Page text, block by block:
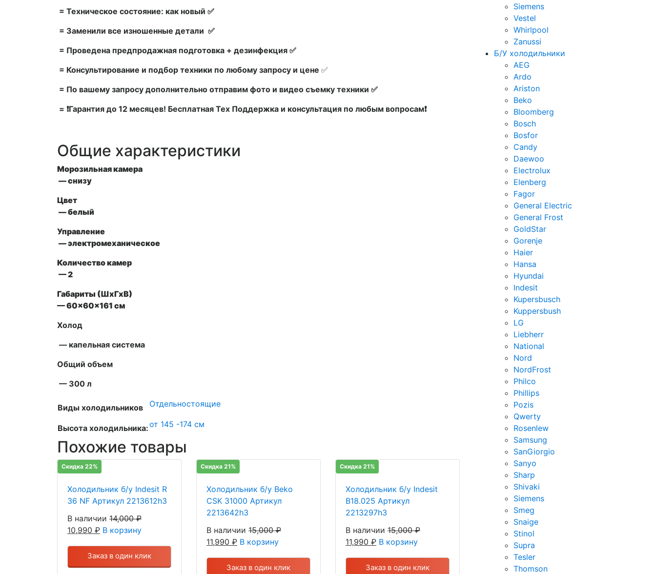
= Техническое состояние: как новый ✅
= Заменили все изношенные детали ✅
= Проведена предпродажная подготовка + дезинфекция ✅
= Консультирование и подбор техники по любому запросу и цене ✅
= По вашему запросу дополнительно отправим фото и видео съемку техники ✅
= ❗Гарантия до 12 месяцев! Бесплатная Тех Поддержка и консультация по любым вопросам❗
Общие характеристики
Морозильная камера
— снизу
Цвет
— белый
Управление
—электромеханическое
Количество камер
— 2
Габариты (ШxГxВ)
—60x60x161 см
Холод
— капельная система
Общий объем
— 300 л
Виды холодильников Отдельностоящие
Высота холодильника:от 145 -174 см
Похожие товары
Скидка 22%
Холодильник б/у Indesit R
36 NF Артикул 2213612h3
В наличии 14,000₽
10,990 ₽ В корзину
Заказ в один клик
Скидка 21%
Холодильник б/у Beko
CSK 31000 Артикул
2213642h3
В наличии 15,000₽
11,990 ₽ В корзину
Заказ в один клик
Скидка 21%
Холодильник б/у Indesit
B18.025 Артикул
2213297h3
В наличии 15,000₽
11,990 ₽ В корзину
Заказ в один клик
Siemens
Vestel
Whirlpool
Zanussi
Б/У холодильники
AEG
Ardo
Ariston
Beko
Bloomberg
Bosch
Bosfor
Candy
Daewoo
Electrolux
Elenberg
Fagor
General Electric
General Frost
GoldStar
Gorenje
Haier
Hansa
Hyundai
Indesit
Kupersbusch
Kuppersbush
LG
Liebherr
National
Nord
NordFrost
Philco
Phillips
Pozis
Qwerty
Rosenlew
Samsung
SanGiorgio
Sanyo
Sharp
Shivaki
Siemens
Smeg
Snaige
Stinol
Supra
Tesler
Thomson